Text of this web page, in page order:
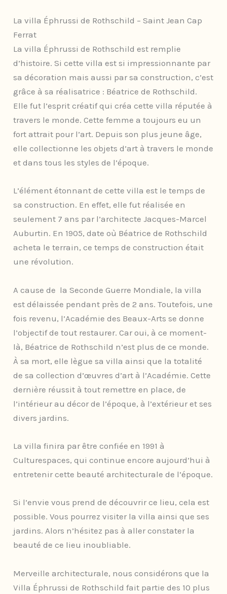
La villa Éphrussi de Rothschild – Saint Jean Cap
Ferrat
La villa Éphrussi de Rothschild est remplie
d’histoire. Si cette villa est si impressionnante par
sa décoration mais aussi par sa construction, c’est
grâce à sa réalisatrice : Béatrice de Rothschild.
Elle fut l’esprit créatif qui créa cette villa réputée à
travers le monde. Cette femme a toujours eu un
fort attrait pour l’art. Depuis son plus jeune âge,
elle collectionne les objets d’art à travers le monde
et dans tous les styles de l’époque.
L’élément étonnant de cette villa est le temps de
sa construction. En effet, elle fut réalisée en
seulement 7 ans par l’architecte Jacques-Marcel
Auburtin. En 1905, date où Béatrice de Rothschild
acheta le terrain, ce temps de construction était
une révolution.
A cause de la Seconde Guerre Mondiale, la villa
est délaissée pendant près de 2 ans. Toutefois, une
fois revenu, l’Académie des Beaux-Arts se donne
l’objectif de tout restaurer. Car oui, à ce moment-
là, Béatrice de Rothschild n’est plus de ce monde.
À sa mort, elle lègue sa villa ainsi que la totalité
de sa collection d’œuvres d’art à l’Académie. Cette
dernière réussit à tout remettre en place, de
l’intérieur au décor de l’époque, à l’extérieur et ses
divers jardins.
La villa finira par être confiée en 1991 à
Culturespaces, qui continue encore aujourd’hui à
entretenir cette beauté architecturale de l’époque.
Si l’envie vous prend de découvrir ce lieu, cela est
possible. Vous pourrez visiter la villa ainsi que ses
jardins. Alors n’hésitez pas à aller constater la
beauté de ce lieu inoubliable.
Merveille architecturale, nous considérons que la
Villa Éphrussi de Rothschild fait partie des 10 plus